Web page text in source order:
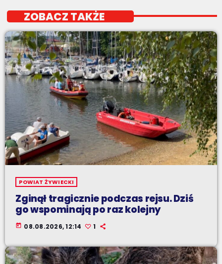
ZOBACZ TAKŻE
POWIAT ŻYWIECKI
Zginął tragicznie podczas rejsu. Dziś
go wspominają po raz kolejny
today 08.08.2026, 12:14 1